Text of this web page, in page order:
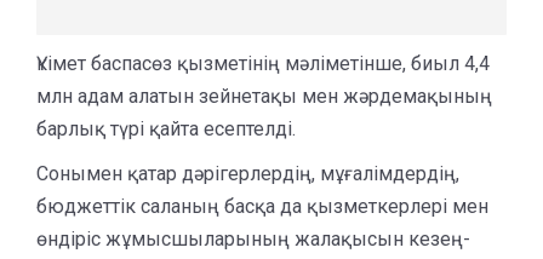
Үкімет баспасөз қызметінің мәліметінше, биыл 4,4
млн адам алатын зейнетақы мен жәрдемақының
барлық түрі қайта есептелді.
Сонымен қатар дәрігерлердің, мұғалімдердің,
бюджеттік саланың басқа да қызметкерлері мен
өндіріс жұмысшыларының жалақысын кезең-